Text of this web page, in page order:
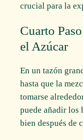
crucial para la
Cuarto
el Azúcar
En un tazón
hasta que la
tomarse
puede añadir los
bien después de